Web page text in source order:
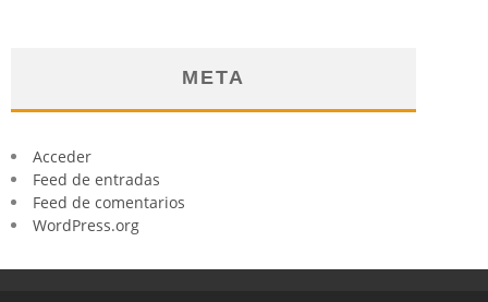
META
Acceder
Feed de entradas
Feed de comentarios
WordPress.org